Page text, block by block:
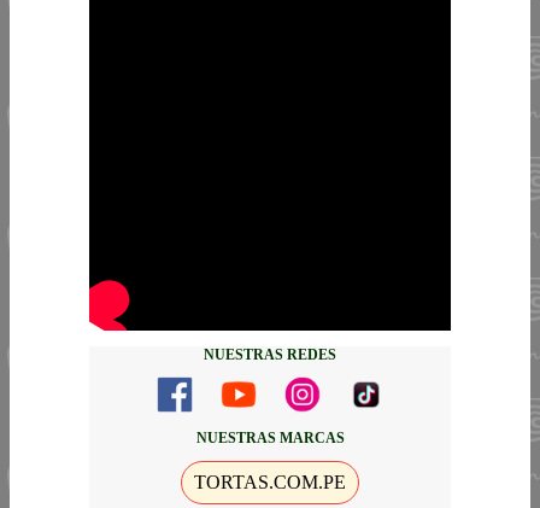
NUESTRAS REDES
NUESTRAS MARCAS
TORTAS.COM.PE